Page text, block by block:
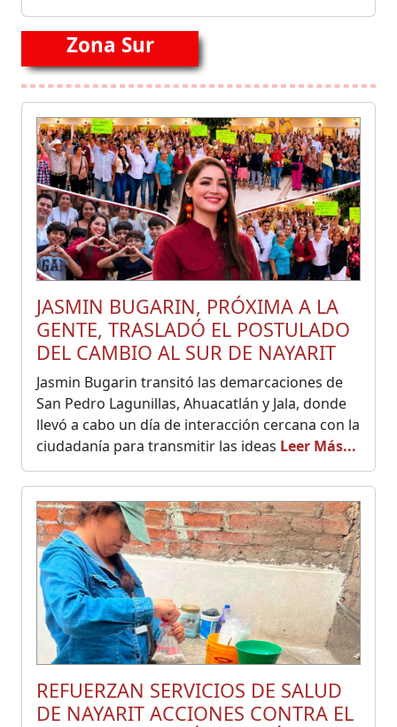
Zona Sur
JASMIN BUGARIN, PRÓXIMA A LA
GENTE, TRASLADÓ EL POSTULADO
DEL CAMBIO AL SUR DE NAYARIT
Jasmin Bugarin transitó las demarcaciones de
San Pedro Lagunillas, Ahuacatlán y Jala, donde
llevó a cabo un día de interacción cercana con la
ciudadanía para transmitir las ideas Leer Más...
REFUERZAN SERVICIOS DE SALUD
DE NAYARIT ACCIONES CONTRA EL